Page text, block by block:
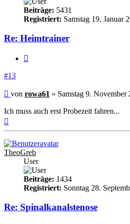
Beiträge: 5431
Registriert: Samstag 19. Januar
Re: Heimtrainer
#13
Beitrag
von rowa61 » Samstag 9. November
Ich muss auch erst Probezeit fahren...
TheoGreb
User
Beiträge: 1434
Registriert: Sonntag 28.
Re: Spinalkanalstenose